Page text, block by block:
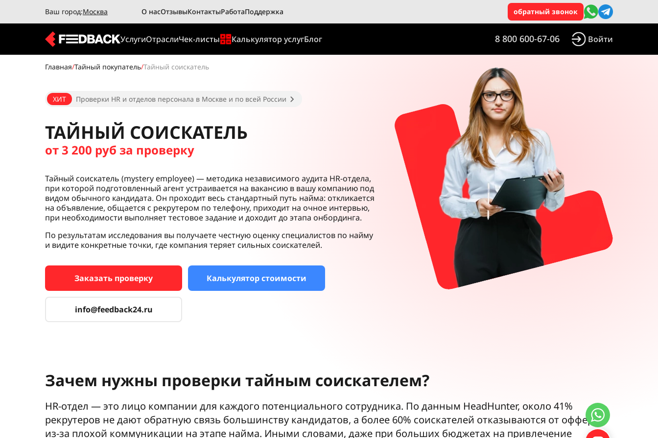
Ваш город:Москва О насОтзывыКонтактыРаботаПоддержка обратный звонок
УслугиОтраслиЧек-листы Калькулятор услугБлог 8 800 600-67-06 Войти
Главная/Тайный покупатель/Тайный соискатель
ХИТ Проверки HR и отделов персонала в Москве и по всей России
ТАЙНЫЙ СОИСКАТЕЛЬ
от 3 200 руб за проверку
Тайный соискатель (mystery employee) — методика независимого аудита HR-отдела,
при которой подготовленный агент устраивается на вакансию в вашу компанию под
видом обычного кандидата. Он проходит весь стандартный путь найма: откликается
на объявление, общается с рекрутером по телефону, приходит на очное интервью,
при необходимости выполняет тестовое задание и доходит до этапа онбординга.
По результатам исследования вы получаете честную оценку специалистов по найму
и видите конкретные точки, где компания теряет сильных соискателей.
Заказать проверку Калькулятор стоимости
info@feedback24.ru
Зачем нужны проверки тайным соискателем?
HR-отдел — это лицо компании для каждого потенциального сотрудника. По данным HeadHunter, около 41%
рекрутеров не дают обратную связь большинству кандидатов, а более 60% соискателей отказываются от оффера
из-за плохой коммуникации на этапе найма. Иными словами, даже при больших бюджетах на привлечение